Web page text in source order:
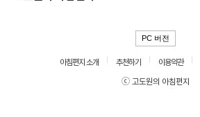
PC 버전
아침편지 소개 추천하기 이용약관
ⓒ 고도원의 아침편지